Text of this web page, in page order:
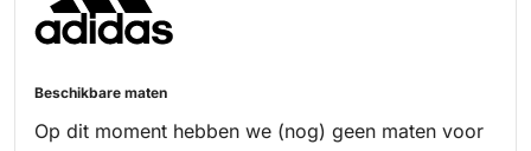
Beschikbare maten
Op dit moment hebben we (nog) geen maten voor